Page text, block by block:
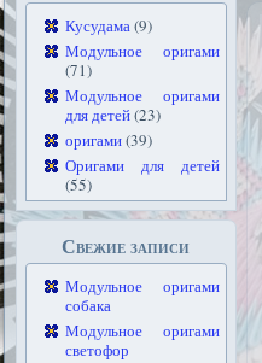
Кусудама(9)
Модульное оригами
(71)
Модульное оригами
для детей(23)
оригами(39)
Оригами для детей
(55)
Свежие записи
Модульное оригами
собака
Модульное оригами
светофор